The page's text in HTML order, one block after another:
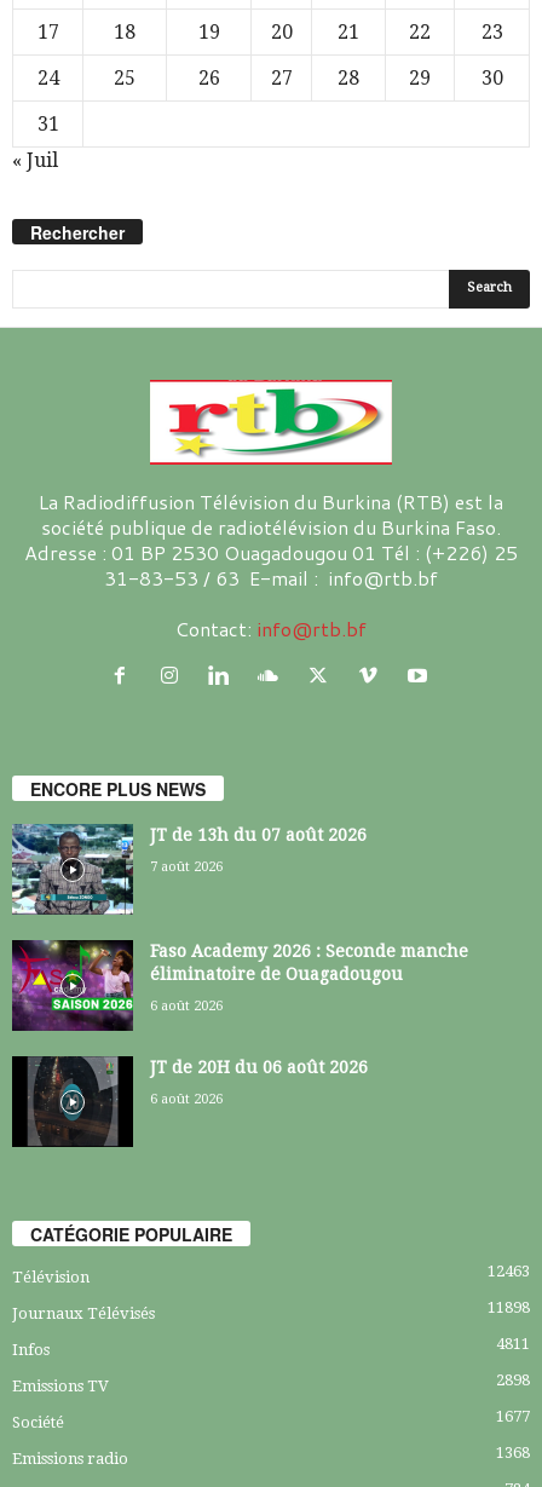
17
18 19 20 21 22
23
24
25 26 27 28 29
30
31
« Juil
Rechercher
La Radiodiffusion Télévision du Burkina (RTB) est la
société publique de radiotélévision du Burkina Faso.
Adresse : 01 BP 2530 Ouagadougou 01 Tél : (+226) 25
31-83-53 / 63 E-mail : info@rtb.bf
Contact: info@rtb.bf
ENCORE PLUS NEWS
JT de 13h du 07 août 2026
7 août 2026
Faso Academy 2026 : Seconde manche
éliminatoire de Ouagadougou
6 août 2026
JT de 20H du 06 août 2026
6 août 2026
CATÉGORIE POPULAIRE
Télévision 12463
Journaux Télévisés 11898
Infos 4811
Emissions TV 2898
Société 1677
Emissions radio 1368